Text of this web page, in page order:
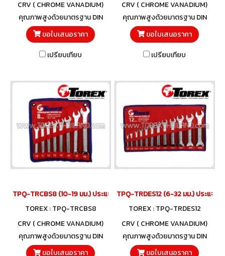
CRV ( CHROME VANADIUM)
คุณภาพสูงด้วยมาตรฐาน DIN
3113 และวัสดุโครมวานาเดียม
ขอใบเสนอราคา
เปรียบเทียบ
CRV ( CHROME VANADIUM)
คุณภาพสูงด้วยมาตรฐาน DIN
3113 และวัสดุโครมวานาเดียม
ขอใบเสนอราคา
เปรียบเทียบ
TPQ-TRCBS8 (10-19 มม.) ประแจแหวนข้างปากตายชุด 8 ตัว TOREX
TOREX : TPQ-TRCBS8
CRV ( CHROME VANADIUM)
คุณภาพสูงด้วยมาตรฐาน DIN
3113 และวัสดุโครมวานาเดียม
ขอใบเสนอราคา
TPQ-TRDES12 (6-32 มม.) ประแจป
TOREX : TPQ-TRDES12
CRV ( CHROME VANADIUM)
คุณภาพสูงด้วยมาตรฐาน DIN
3110 และวัสดุโครมวานาเดียม
ขอใบเสนอราคา